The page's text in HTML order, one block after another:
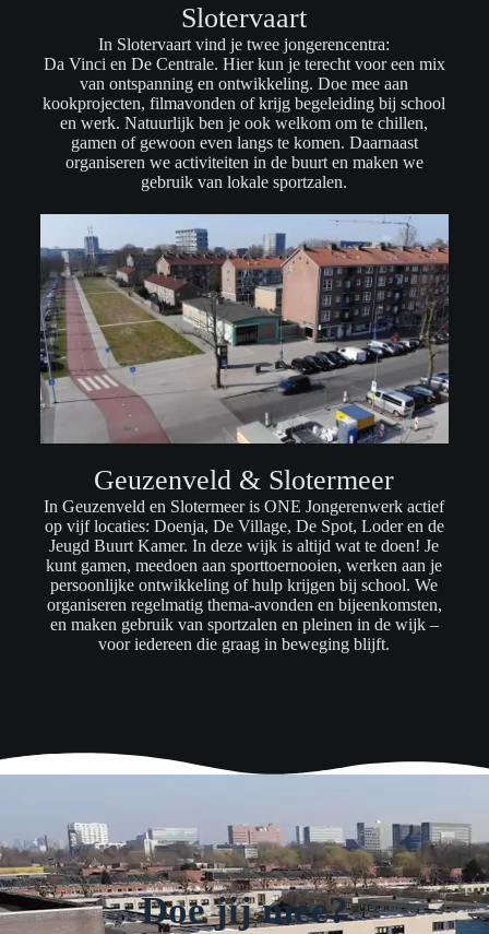
Slotervaart
In Slotervaart vind je twee jongerencentra:
Da Vinci en De Centrale. Hier kun je terecht voor een mix
van ontspanning en ontwikkeling. Doe mee aan
kookprojecten, filmavonden of krijg begeleiding bij school
en werk. Natuurlijk ben je ook welkom om te chillen,
gamen of gewoon even langs te komen. Daarnaast
organiseren we activiteiten in de buurt en maken we
gebruik van lokale sportzalen.
Geuzenveld & Slotermeer
In Geuzenveld en Slotermeer is ONE Jongerenwerk actief
op vijf locaties: Doenja, De Village, De Spot, Loder en de
Jeugd Buurt Kamer. In deze wijk is altijd wat te doen! Je
kunt gamen, meedoen aan sporttoernooien, werken aan je
persoonlijke ontwikkeling of hulp krijgen bij school. We
organiseren regelmatig thema-avonden en bijeenkomsten,
en maken gebruik van sportzalen en pleinen in de wijk –
voor iedereen die graag in beweging blijft.
Doe jij mee?